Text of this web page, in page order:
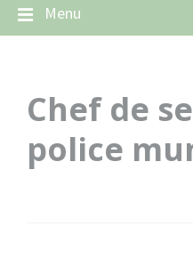
Menu
Chef de
police